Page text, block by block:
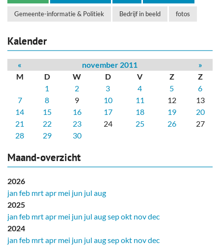
Gemeente-informatie & Politiek Bedrijf in beeld fotos
Kalender
« november 2011
»
M
D W D V Z
Z
1
2 3 4 5
6
7
8 9 10 11 12
13
14
15 16 17 18 19
20
21
22 23 24 25 26
27
28
29 30
Maand-overzicht
2026
jan feb mrtapr mei jun jul aug
2025
jan feb mrtapr mei jun jul augsepokt novdec
2024
jan feb mrtapr mei jun jul augsepokt novdec